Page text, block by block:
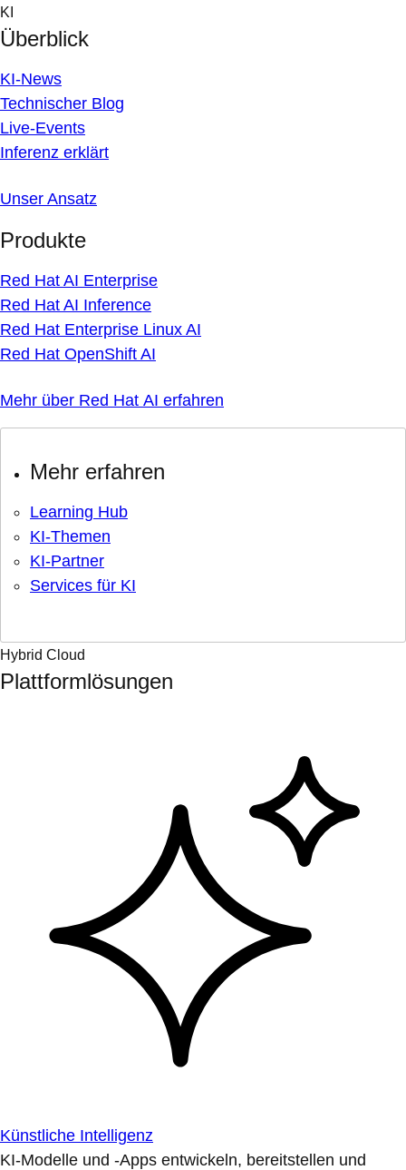
Skip
to
content
KI
Überblick
KI-News
Technischer Blog
Live-Events
Inferenz erklärt
Unser Ansatz
Produkte
Red Hat AI Enterprise
Red Hat AI Inference
Red Hat Enterprise Linux AI
Red Hat OpenShift AI
Mehr über Red Hat AI erfahren
Mehr erfahren
Learning Hub
KI-Themen
KI-Partner
Services für KI
Hybrid Cloud
Plattformlösungen
Künstliche Intelligenz
KI-Modelle und -Apps entwickeln, bereitstellen und